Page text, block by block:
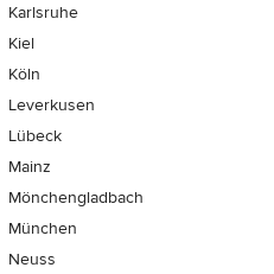
Karlsruhe
Kiel
Köln
Leverkusen
Lübeck
Mainz
Mönchen­gladbach
München
Neuss